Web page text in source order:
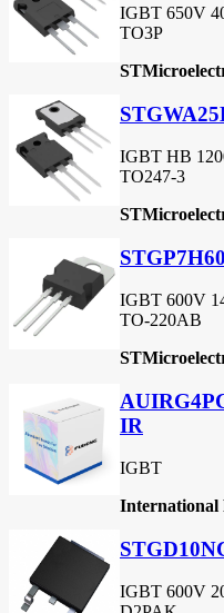
IGBT 650V
TO3P
IGBT HB
TO247-3
IGBT 600V
TO-220AB
IR
IGBT
International
IGBT 600V